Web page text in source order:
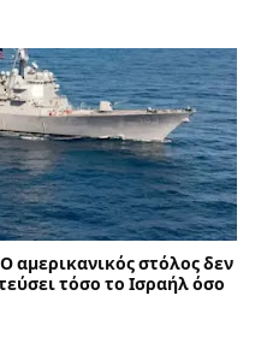
αμερικανικός στόλος δεν
τόσο το Ισραήλ όσο